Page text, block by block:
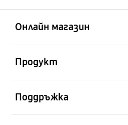
Онлайн магазин
Продукт
Поддръжка